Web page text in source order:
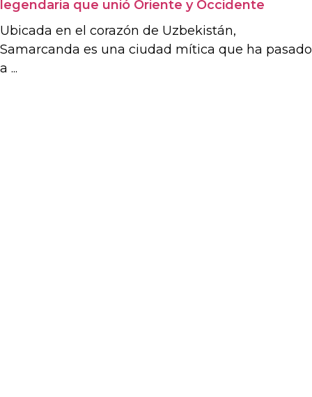
legendaria que unió Oriente y Occidente
Ubicada en el corazón de Uzbekistán,
Samarcanda es una ciudad mítica que ha pasado
a ...